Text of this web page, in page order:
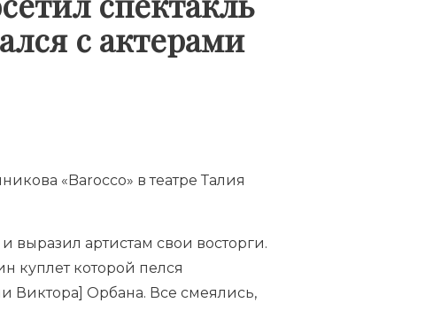
с актерами
«Barocco» в театре Талия
выразил артистам свои восторги.
куплет которой пелся
Виктора] Орбана. Все смеялись,